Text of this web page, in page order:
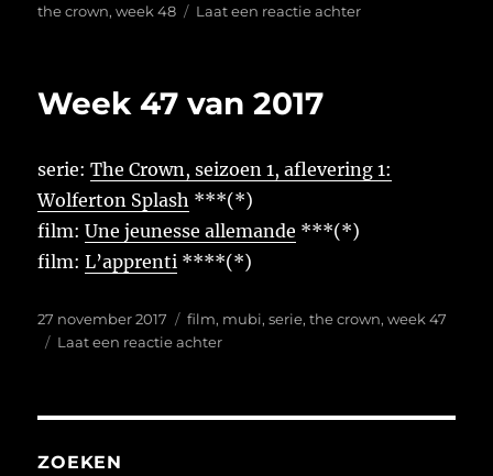
op
the crown,week 48 Laat een reactie achterop
Week 47 van 2017
serie:The Crown, seizoen 1, aflevering 1:
Wolferton Splash ***(*)
film:Une jeunesse allemande ***(*)
film:L’apprenti ****(*)
Geplaatst
op
27 november 2017 Tags
film, mubi,serie,the crown,week 47
Laat een reactie achterop
ZOEKEN